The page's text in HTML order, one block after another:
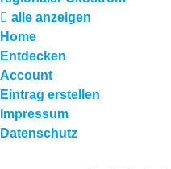
alle anzeigen
Home
Entdecken
Account
Eintrag erstellen
Impressum
Datenschutz